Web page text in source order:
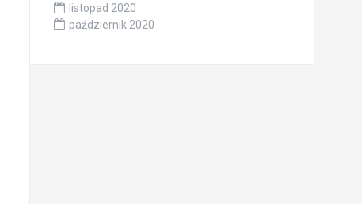
listopad 2020
październik 2020